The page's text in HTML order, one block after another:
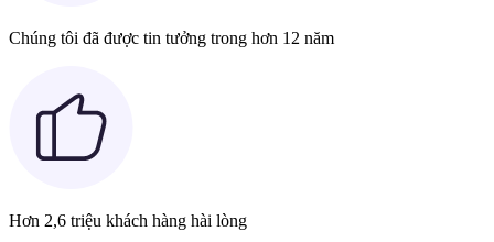
Chúng tôi đã được tin tưởng trong hơn 12 năm
Hơn 2,6 triệu khách hàng hài lòng